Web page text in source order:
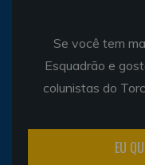
Se você tem
Esquadrão e
colunistas do
EU